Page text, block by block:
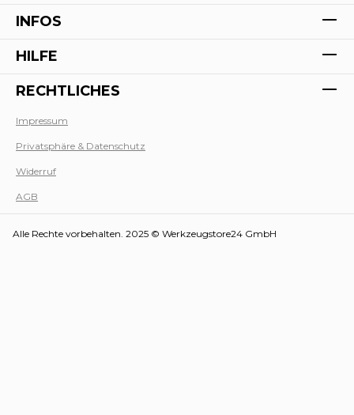
INFOS
HILFE
RECHTLICHES
Impressum
Privatsphäre & Datenschutz
Widerruf
AGB
Alle Rechte vorbehalten. 2025 © Werkzeugstore24 GmbH